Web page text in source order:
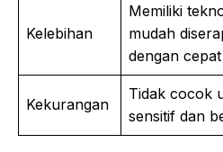
Kelebihan
Memiliki
mudah
dengan cepat
Kekurangan
Tidak cocok
sensitif dan